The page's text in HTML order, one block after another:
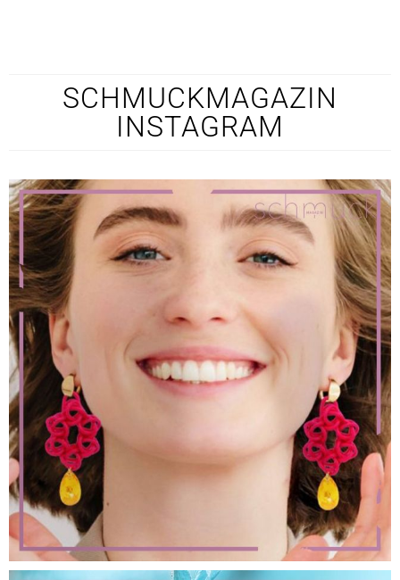
SCHMUCKMAGAZIN
INSTAGRAM